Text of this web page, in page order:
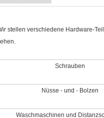
stellen verschiedene Hardware-
Schrauben
Nüsse - und - Bolzen
Waschmaschinen und